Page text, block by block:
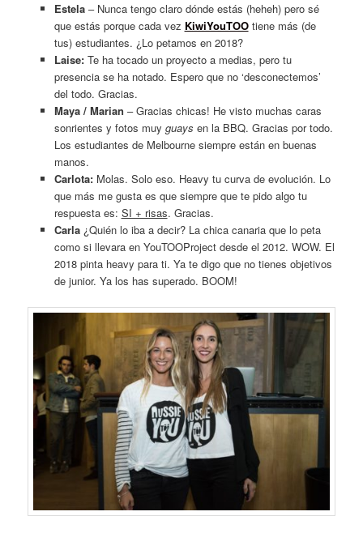
Estela– Nunca tengo claro dónde estás (heheh) pero sé
que estás porque cada vez KiwiYouTOOtiene más (de
tus) estudiantes. ¿Lo petamos en 2018?
Laise:Te ha tocado un proyecto a medias, pero tu
presencia se ha notado. Espero que no ‘desconectemos’
del todo. Gracias.
Maya / Marian – Gracias chicas! He visto muchas caras
sonrientes y fotos muy guays en la BBQ. Gracias por todo.
Los estudiantes de Melbourne siempre están en buenas
manos.
Carlota: Molas. Solo eso. Heavy tu curva de evolución. Lo
que más me gusta es que siempre que te pido algo tu
respuesta es: SI + risas. Gracias.
Carla ¿Quién lo iba a decir? La chica canaria que lo peta
como si llevara en YouTOOProject desde el 2012. WOW. El
2018 pinta heavy para ti. Ya te digo que no tienes objetivos
de junior. Ya los has superado. BOOM!